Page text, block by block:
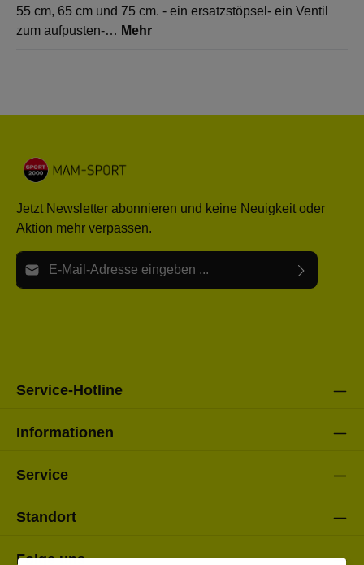
55 cm, 65 cm und 75 cm. - ein ersatzstöpsel- ein Ventil
zum aufpusten-… Mehr
Jetzt Newsletter abonnieren und keine Neuigkeit oder
Aktion mehr verpassen.
E-Mail-Adresse*
Service-Hotline
Informationen
Service
Standort
Folge uns